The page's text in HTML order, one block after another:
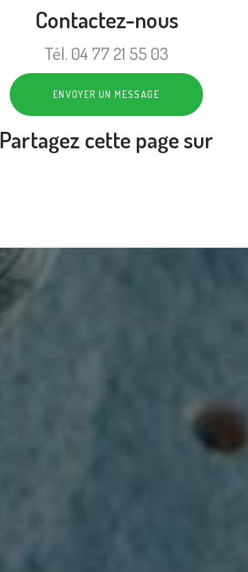
Contactez-nous
Tél. 04 77 21 55 03
ENVOYER UN MESSAGE
Partagez cette page sur